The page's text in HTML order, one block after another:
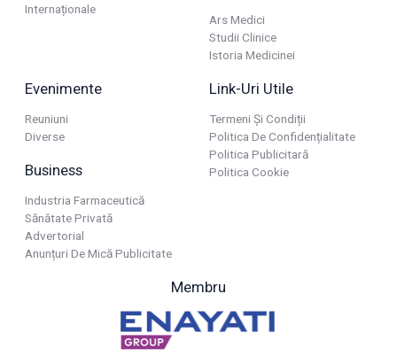
Internaționale
Ars Medici
Studii Clinice
Istoria Medicinei
Evenimente
Reuniuni
Diverse
Business
Industria Farmaceutică
Sănătate Privată
Advertorial
Anunțuri De Mică Publicitate
Link-Uri Utile
Termeni Și Condiții
Politica De Confidențialitate
Politica Publicitară
Politica Cookie
Membru